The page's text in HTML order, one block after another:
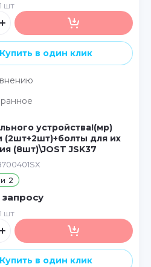
шт
Купить в один клик
устройства!(мр)
(2шт+2шт)+болты для их
(8шт)\JOST JSK37
2
шт
Купить в один клик